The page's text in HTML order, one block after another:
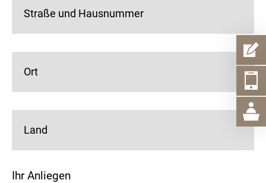
Straße und Hausnummer
Ort
Land
Ihr Anliegen